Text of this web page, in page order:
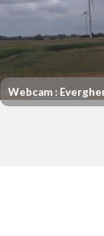
Webcam :